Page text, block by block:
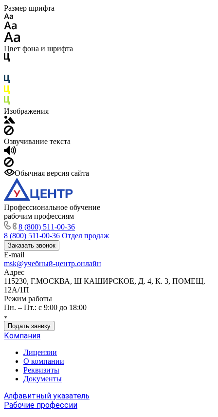
Размер шрифта
Цвет фона и шрифта
Изображения
Озвучивание текста
Обычная версия сайта
Профессиональное обучение
рабочим профессиям
8 (800) 511-00-36
8 (800) 511-00-36 Отдел продаж
Заказать звонок
E-mail
msk@учебный-центр.онлайн
Адрес
115230, Г.МОСКВА, Ш КАШИРСКОЕ, Д. 4, К. 3, ПОМЕЩ.
12А/1П
Режим работы
Пн. – Пт.: с 9:00 до 18:00
Подать заявку
Компания
Лицензии
О компании
Реквизиты
Документы
Алфавитный указатель
Рабочие профессии